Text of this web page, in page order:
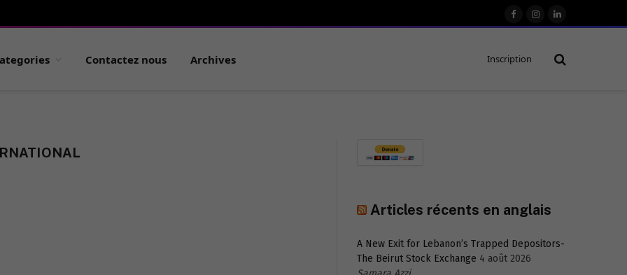
FacebookInstagram
LinkedIn
Contactez nous Archives Inscription
Articles récents en anglais
A New Exit for Lebanon’s Trapped Depositors-
The Beirut Stock Exchange 4 août 2026